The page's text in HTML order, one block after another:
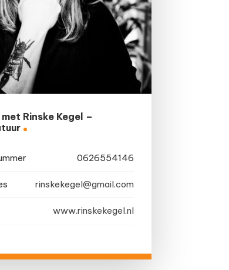
Rinske Kegel –
0626554146
rinskekegel@gmail.com
www.rinskekegel.nl